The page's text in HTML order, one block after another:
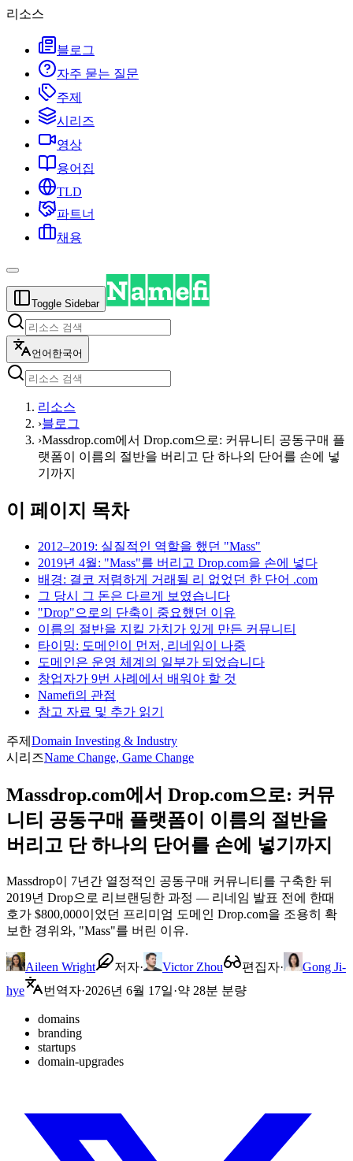
리소스
블로그
자주 묻는 질문
주제
시리즈
영상
용어집
TLD
파트너
채용
Toggle Sidebar
언어 한국어
리소스
›블로그
›Massdrop.com에서 Drop.com으로: 커뮤니티 공동구매 플
랫폼이 이름의 절반을 버리고 단 하나의 단어를 손에 넣
기까지
이 페이지 목차
2012–2019: 실질적인 역할을 했던 "Mass"
2019년 4월: "Mass"를 버리고 Drop.com을 손에 넣다
배경: 결코 저렴하게 거래될 리 없었던 한 단어 .com
그 당시 그 돈은 다르게 보였습니다
"Drop"으로의 단축이 중요했던 이유
이름의 절반을 지킬 가치가 있게 만든 커뮤니티
타이밍: 도메인이 먼저, 리네임이 나중
도메인은 운영 체계의 일부가 되었습니다
창업자가 9번 사례에서 배워야 할 것
Namefi의 관점
참고 자료 및 추가 읽기
주제 Domain Investing & Industry
시리즈Name Change, Game Change
Massdrop.com에서 Drop.com으로: 커뮤
니티 공동구매 플랫폼이 이름의 절반을
버리고 단 하나의 단어를 손에 넣기까지
Massdrop이 7년간 열정적인 공동구매 커뮤니티를 구축한 뒤
2019년 Drop으로 리브랜딩한 과정 — 리네임 발표 전에 한때
호가 $800,000이었던 프리미엄 도메인 Drop.com을 조용히 확
보한 경위와, "Mass"를 버린 이유.
Aileen Wright 저자· Victor Zhou 편집자·
Gong Ji-
hye
번역자·2026년 6월 17일·약 28분 분량
domains
branding
startups
domain-upgrades